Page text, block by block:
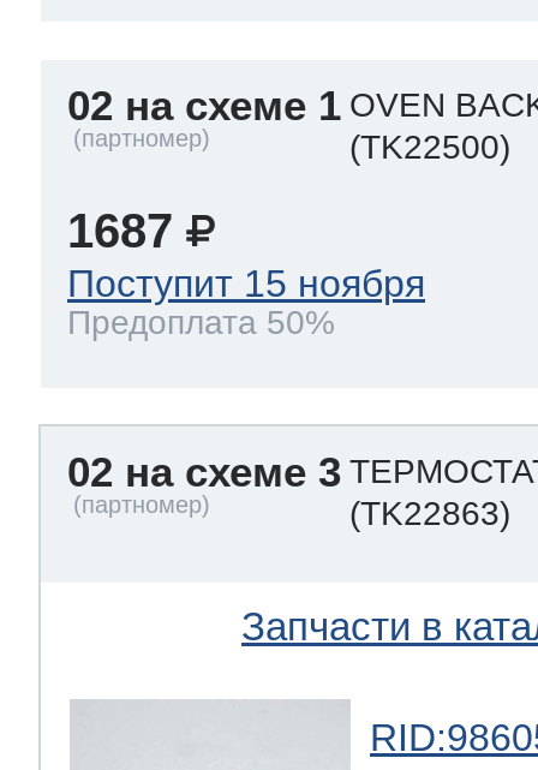
02 на схеме 1 OVEN
(TK22500)
1687
Поступит 15 ноября
Предоплата 50%
02 на схеме 3
(TK22863)
Запчасти в